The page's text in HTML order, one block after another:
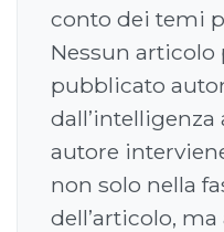
conto dei temi
Nessun articolo
pubblicato
autore
non solo nella
dell’articolo,